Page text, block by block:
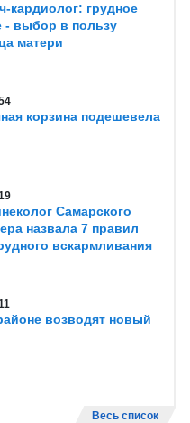
кардиолог: грудное
- выбор в пользу
матери
корзина подешевела
Самарского
назвала 7 правил
вскармливания
возводят новый
Весь список